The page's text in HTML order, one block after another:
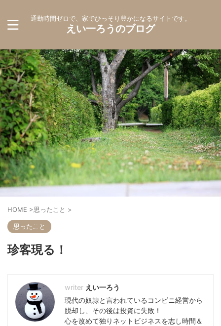
通勤時間ゼロで、家でひっそり豊かになるサイトです。
えい一ろうのブログ
HOME >思ったこと >
思ったこと
珍客現る！
えい一ろう
現代の奴隷と言われているコンビニ経営から
脱却し、その後は投資に失敗！
心を改めて独りネットビジネスを志し時間＆